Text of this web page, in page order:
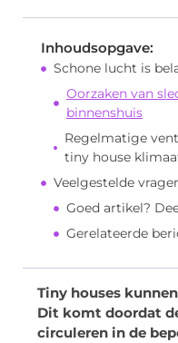
Inhoudsopgave:
Schone lucht is
Oorzaken van
binnenshuis
Regelmatige
tiny house
Veelgestelde
Goed artikel?
Gerelateerde
Tiny houses
Dit komt doordat
circuleren in de